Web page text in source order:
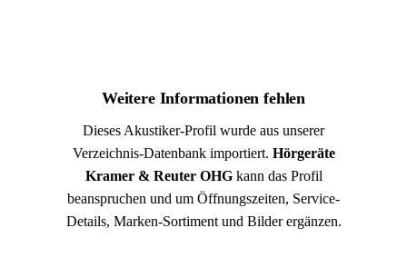
Weitere Informationen fehlen
Dieses Akustiker-Profil wurde aus unserer
Verzeichnis-Datenbank importiert. Hörgeräte
Kramer & Reuter OHGkann das Profil
beanspruchen und um Öffnungszeiten, Service-
Details, Marken-Sortiment und Bilder ergänzen.